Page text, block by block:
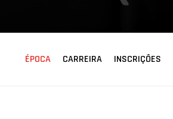
ÉPOCA CARREIRA INSCRIÇÕES